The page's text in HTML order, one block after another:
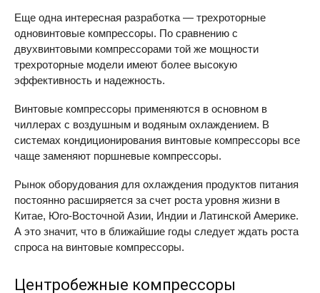
Еще одна интересная разработка — трехроторные
одновинтовые компрессоры. По сравнению с
двухвинтовыми компрессорами той же мощности
трехроторные модели имеют более высокую
эффективность и надежность.
Винтовые компрессоры применяются в основном в
чиллерах с воздушным и водяным охлаждением. В
системах кондиционирования винтовые компрессоры все
чаще заменяют поршневые компрессоры.
Рынок оборудования для охлаждения продуктов питания
постоянно расширяется за счет роста уровня жизни в
Китае, Юго-Восточной Азии, Индии и Латинской Америке.
А это значит, что в ближайшие годы следует ждать роста
спроса на винтовые компрессоры.
Центробежные компрессоры